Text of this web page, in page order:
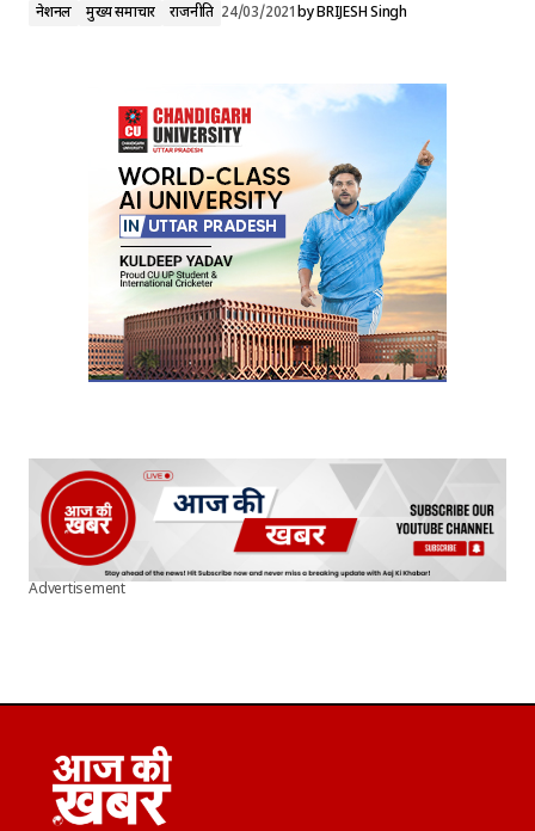
नेशनल मुख्य समाचार राजनीति 24/03/2021byBRIJESH Singh
Advertisement